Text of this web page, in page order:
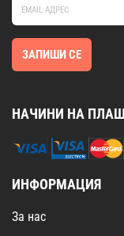
ЗАПИШИ СЕ
НАЧИНИ НА
ИНФОРМАЦИЯ
За нас